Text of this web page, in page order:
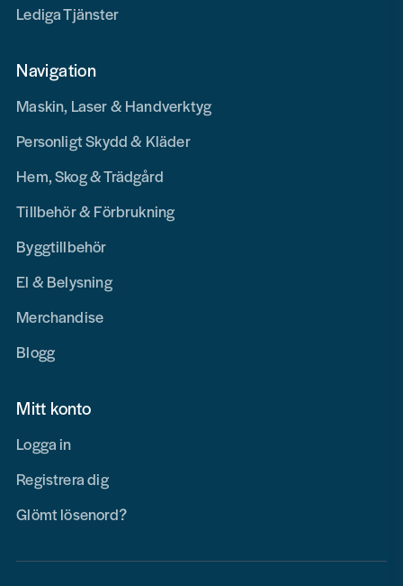
Lediga Tjänster
Navigation
Maskin, Laser & Handverktyg
Personligt Skydd & Kläder
Hem, Skog & Trädgård
Tillbehör & Förbrukning
Byggtillbehör
El & Belysning
Merchandise
Blogg
Mitt konto
Logga in
Registrera dig
Glömt lösenord?